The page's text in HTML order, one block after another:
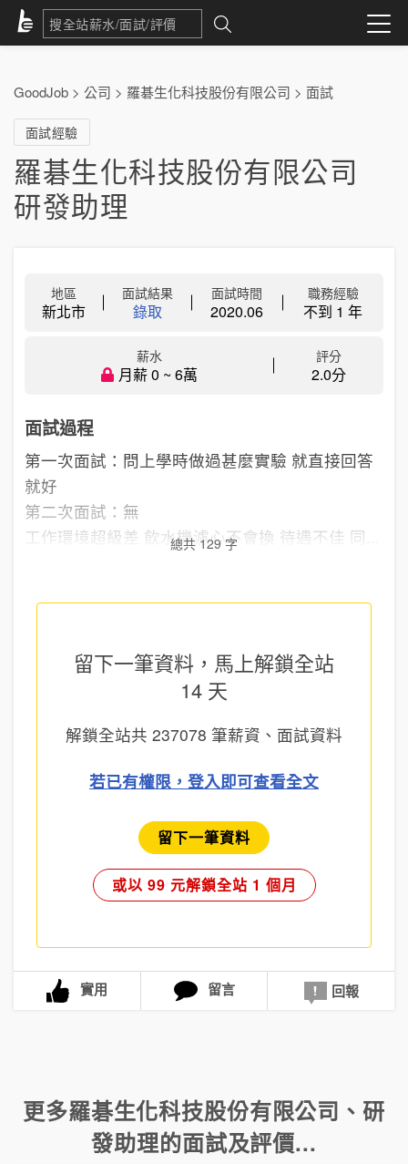
GoodJob > 公司 > 羅碁生化科技股份有限公司 > 面試
面試經驗
羅碁生化科技股份有限公司
研發助理
地區
新北市
面試結果
錄取
面試時間
2020.06
職務經驗
不到 1 年
薪水
月薪 0 ~ 6萬
評分
2.0分
面試過程
第一次面試：問上學時做過甚麼實驗 就直接回答
就好
第二次面試：無
工作環境超級差 飲水機濾心不會換 待遇不佳 同...
總共 129 字
留下一筆資料，馬上解鎖全站
14 天
解鎖全站共 237078 筆薪資、面試資料
若已有權限，登入即可查看全文
留下一筆資料
或以 99 元解鎖全站 1 個月
實用 留言 回報
更多羅碁生化科技股份有限公司 、研
發助理的面試及評價...